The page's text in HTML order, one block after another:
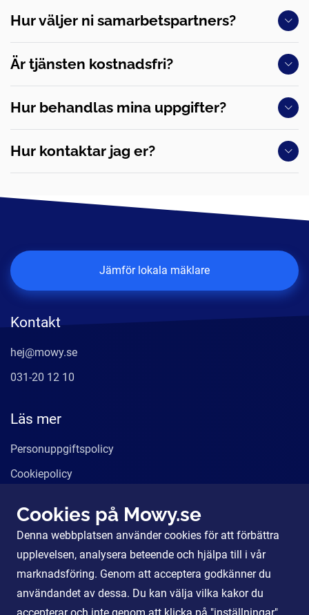
Hur väljer ni samarbetspartners?
Är tjänsten kostnadsfri?
Hur behandlas mina uppgifter?
Hur kontaktar jag er?
Kontakt
hej@mowy.se
031-20 12 10
Läs mer
Personuppgiftspolicy
Cookiepolicy
Våra tjänster
För Partners
Jämför lokala mäklare
Cookies på Mowy.se
Denna webbplatsen använder cookies för att förbättra
upplevelsen, analysera beteende och hjälpa till i vår
marknadsföring. Genom att acceptera godkänner du
användandet av dessa. Du kan välja vilka kakor du